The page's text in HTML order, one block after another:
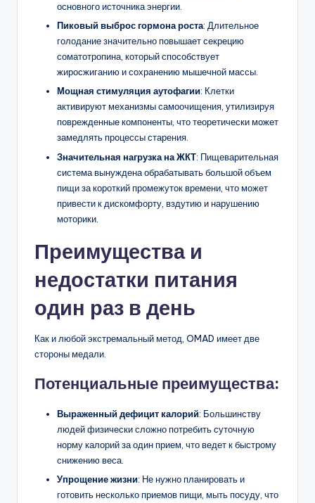
основного источника энергии.
Пиковый выброс гормона роста: Длительное
голодание значительно повышает секрецию
соматотропина, который способствует
жиросжиганию и сохранению мышечной массы.
Мощная стимуляция аутофагии: Клетки
активируют механизмы самоочищения, утилизируя
поврежденные компоненты, что теоретически может
замедлять процессы старения.
Значительная нагрузка на ЖКТ: Пищеварительная
система вынуждена обрабатывать большой объем
пищи за короткий промежуток времени, что может
привести к дискомфорту, вздутию и нарушению
моторики.
Преимущества и
недостатки питания
один раз в день
Как и любой экстремальный метод, OMAD имеет две
стороны медали.
Потенциальные преимущества:
Выраженный дефицит калорий: Большинству
людей физически сложно потребить суточную
норму калорий за один прием, что ведет к быстрому
снижению веса.
Упрощение жизни: Не нужно планировать и
готовить несколько приемов пищи, мыть посуду, что